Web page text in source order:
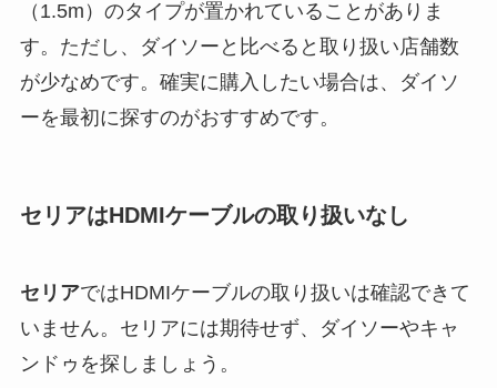
（1.5m）のタイプが置かれていることがありま
す。ただし、ダイソーと比べると取り扱い店舗数
が少なめです。確実に購入したい場合は、ダイソ
ーを最初に探すのがおすすめです。
セリアはHDMIケーブルの取り扱いなし
セリアではHDMIケーブルの取り扱いは確認できて
いません。セリアには期待せず、ダイソーやキャ
ンドゥを探しましょう。